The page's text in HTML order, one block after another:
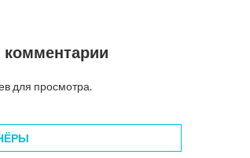
для просмотра.